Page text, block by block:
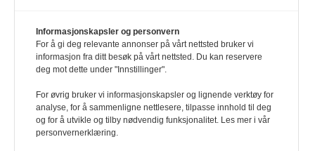
Informasjonskapsler og personvern
For å gi deg relevante annonser på vårt nettsted bruker vi
informasjon fra ditt besøk på vårt nettsted. Du kan reservere
deg mot dette under "Innstillinger".
For øvrig bruker vi informasjonskapsler og lignende verktøy for
analyse, for å sammenligne nettlesere, tilpasse innhold til deg
og for å utvikle og tilby nødvendig funksjonalitet. Les mer i vår
personvernerklæring.